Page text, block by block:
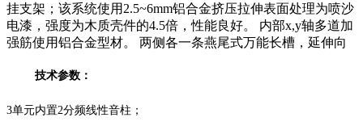
挂支架；该系统使用2.5~6mm铝合金挤压拉伸表面处理为喷沙
电漆，强度为木质壳件的4.5倍，性能良好。 内部x,y轴多道加
强筋使用铝合金型材。 两侧各一条燕尾式万能长槽，延伸向
技术参数：
3单元内置2分频线性音柱；